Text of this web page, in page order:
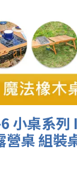
小桌系列
桌 組裝